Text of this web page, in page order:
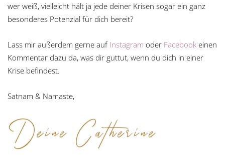
wer weiß, vielleicht hält ja jede deiner Krisen sogar ein ganz
besonderes Potenzial für dich bereit?
Lass mir außerdem gerne auf Instagram oder Facebook einen
Kommentar dazu da, was dir guttut, wenn du dich in einer
Krise befindest.
Satnam & Namaste,